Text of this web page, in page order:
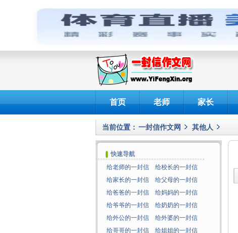
首页 老师 家长
当前位置： 一封信作文网 其他人
快速导航
给老师的一封信
给校长的一封信
给家长的一封信
给父母的一封信
给爸爸的一封信
给妈妈的一封信
给爷爷的一封信
给奶奶的一封信
给外公的一封信
给外婆的一封信
给哥哥的一封信
给姐姐的一封信